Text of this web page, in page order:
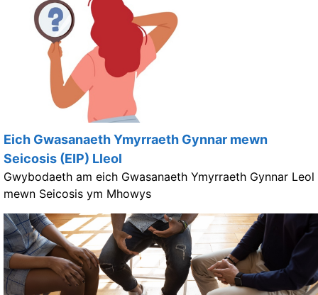
Eich Gwasanaeth Ymyrraeth Gynnar mewn
Seicosis (EIP) Lleol
Gwybodaeth am eich Gwasanaeth Ymyrraeth Gynnar Leol
mewn Seicosis ym Mhowys